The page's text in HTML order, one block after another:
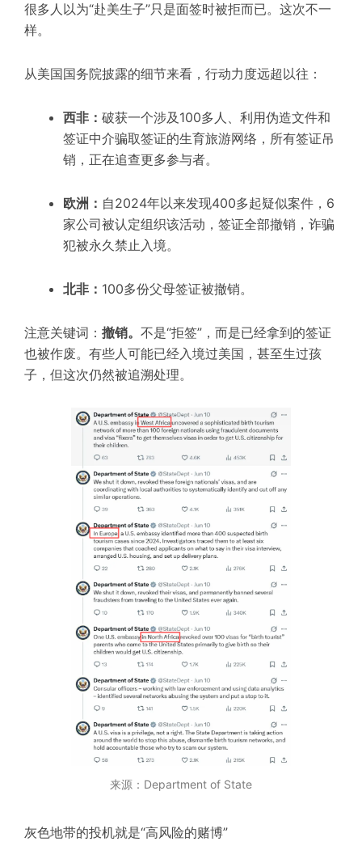
很多人以为“赴美生子”只是面签时被拒而已。这次不一
样。
从美国国务院披露的细节来看，行动力度远超以往：
西非 ： 破获一个涉及100多人、利用伪造文件和
签证中介骗取签证的生育旅游网络，所有签证吊
销，正在追查更多参与者。
欧洲 ： 自2024年以来发现400多起疑似案件，6
家公司被认定组织该活动，签证全部撤销，诈骗
犯被永久禁止入境。
北非 ： 100多份父母签证被撤销。
注意关键词： 撤销。 不是“拒签”，而是已经拿到的签证
也被作废。有些人可能已经入境过美国，甚至生过孩
子，但这次仍然被追溯处理。
来源：Department of State
灰色地带的投机就是“高风险的赌博”